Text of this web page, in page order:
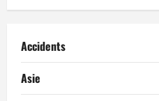
Accidents
Asie